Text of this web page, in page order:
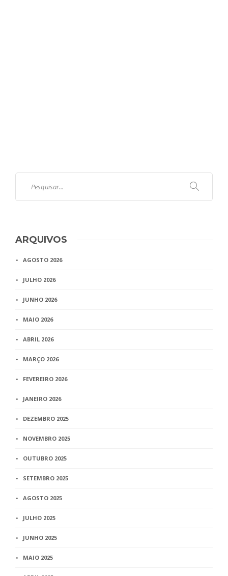
ARQUIVOS
AGOSTO 2026
JULHO 2026
JUNHO 2026
MAIO 2026
ABRIL 2026
MARÇO 2026
FEVEREIRO 2026
JANEIRO 2026
DEZEMBRO 2025
NOVEMBRO 2025
OUTUBRO 2025
SETEMBRO 2025
AGOSTO 2025
JULHO 2025
JUNHO 2025
MAIO 2025